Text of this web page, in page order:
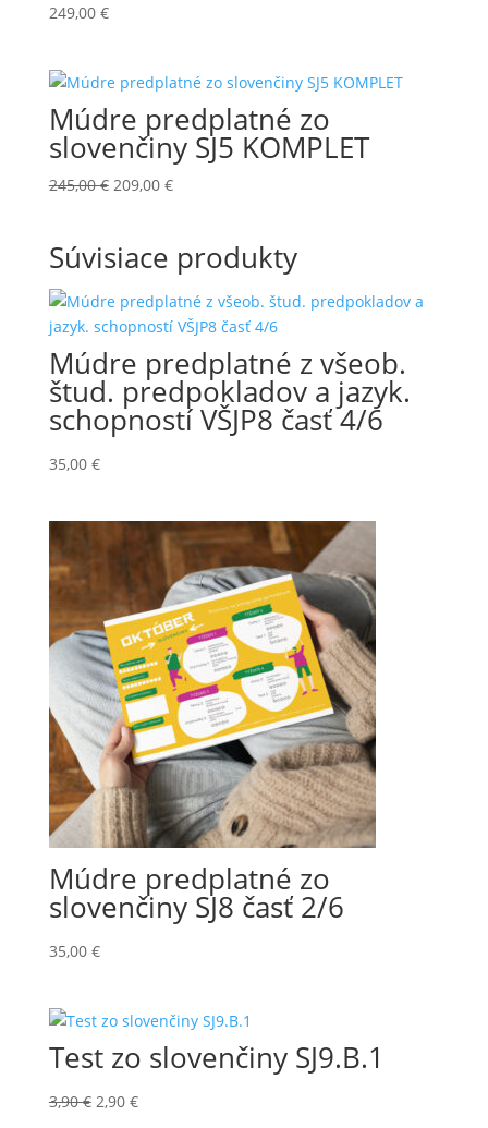
249,00 €
Múdre predplatné zo
slovenčiny SJ5 KOMPLET
245,00€ Pôvodná
245,00 €.
209,00 €Aktuálna
209,00 €.
Súvisiace produkty
Múdre predplatné z všeob.
štud. predpokladov a jazyk.
schopností VŠJP8 časť 4/6
35,00 €
Múdre predplatné zo
slovenčiny SJ8 časť 2/6
35,00 €
Test zo slovenčiny SJ9.B.1
3,90€ Pôvodná
2,90 €Aktuálna